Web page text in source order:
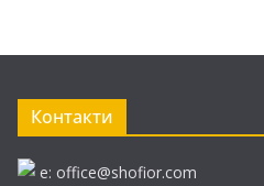
Контакти
e: office@shofior.com